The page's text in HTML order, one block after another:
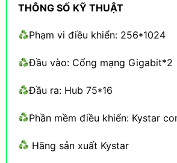
THÔNG SỐ KỸ THUẬT
Phạm vi điều khiển: 256*1024
Đầu vào: Cổng mạng Gigabit*2
Đầu ra: Hub 75*16
Phần mềm điều khiển: Kystar
Hãng sản xuất Kystar